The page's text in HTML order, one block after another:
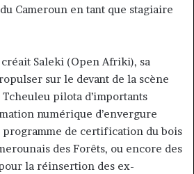
Cameroun en tant que stagiaire
Saleki (Open Afriki), sa
sur le devant de la scène
pilota d’importants
numérique d’envergure
de certification du bois
des Forêts, ou encore des
la réinsertion des ex-